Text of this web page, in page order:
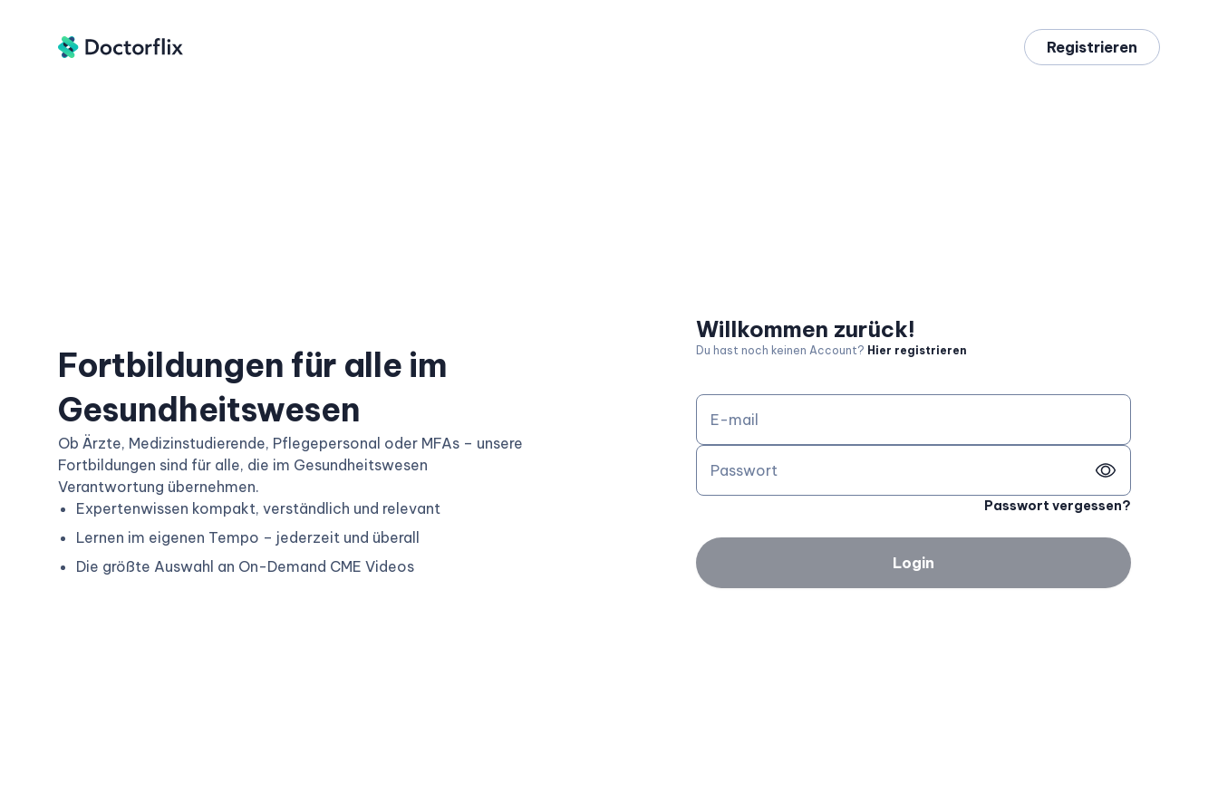
Fortbildungen für alle im
Gesundheitswesen
Ob Ärzte, Medizinstudierende, Pflegepersonal oder MFAs – unsere
Fortbildungen sind für alle, die im Gesundheitswesen
Verantwortung übernehmen.
Expertenwissen kompakt, verständlich und relevant
Lernen im eigenen Tempo – jederzeit und überall
Die größte Auswahl an On-Demand CME Videos
Registrieren
Willkommen zurück!
Du hast noch keinen Account? Hier registrieren
E-mail
Passwort
Passwort vergessen?
Login